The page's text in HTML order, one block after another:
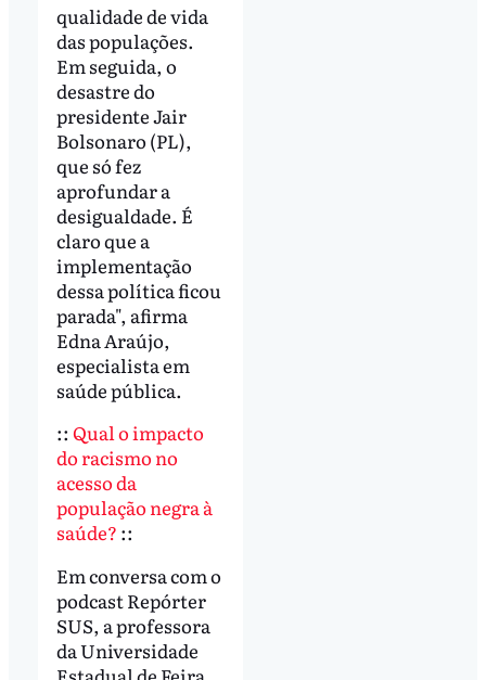
qualidade de vida
das populações.
Em seguida, o
desastre do
presidente Jair
Bolsonaro (PL),
que só fez
aprofundar a
desigualdade. É
claro que a
implementação
dessa política ficou
parada", afirma
Edna Araújo,
especialista em
saúde pública.
:: Qual o impacto
do racismo no
acesso da
população negra à
saúde? ::
Em conversa com o
podcast Repórter
SUS, a professora
da Universidade